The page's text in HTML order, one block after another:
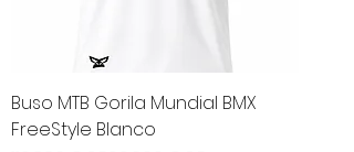
Buso MTB Gorila Mundial BMX
FreeStyle Blanco